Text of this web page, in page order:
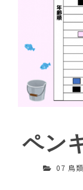
ペン
07 鳥類